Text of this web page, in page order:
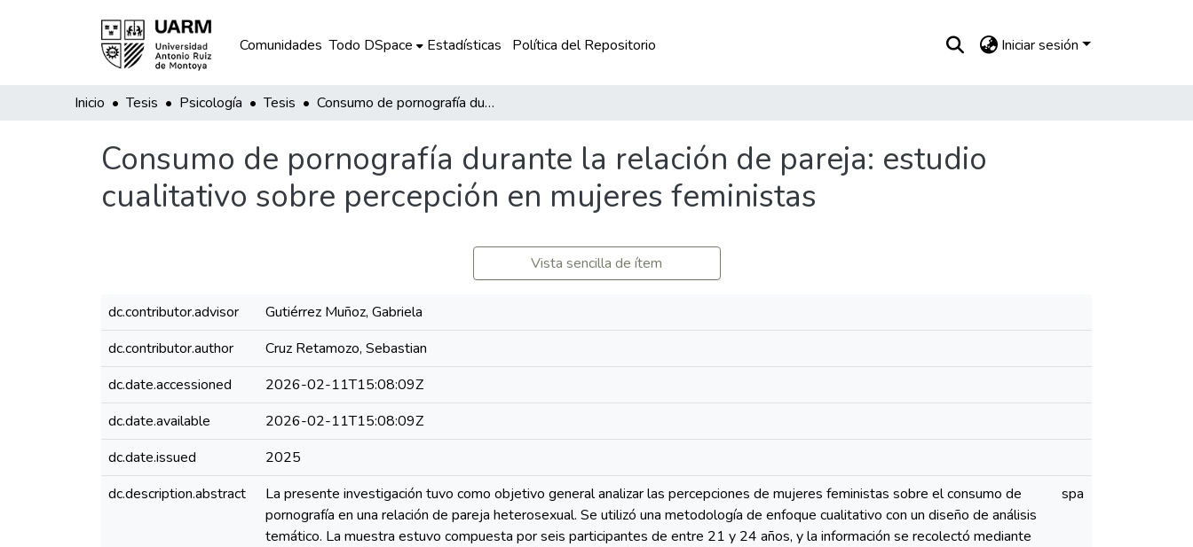
Comunidades Todo DSpace Estadísticas Política del Repositorio Iniciar sesión
Inicio Tesis Psicología Tesis Consumo de pornografía durante la relación de pareja: estudio cualitativo sobre percepción en mujeres feministas
Consumo de pornografía durante la relación de pareja: estudio
cualitativo sobre percepción en mujeres feministas
Vista sencilla de ítem
dc.contributor.advisor
Gutiérrez Muñoz, Gabriela
dc.contributor.author
Cruz Retamozo, Sebastian
dc.date.accessioned
2026-02-11T15:08:09Z
dc.date.available
2026-02-11T15:08:09Z
dc.date.issued
2025
dc.description.abstract
La presente investigación tuvo como objetivo general analizar las percepciones de mujeres feministas sobre el consumo de
pornografía en una relación de pareja heterosexual. Se utilizó una metodología de enfoque cualitativo con un diseño de análisis
temático. La muestra estuvo compuesta por seis participantes de entre 21 y 24 años, y la información se recolectó mediante
spa